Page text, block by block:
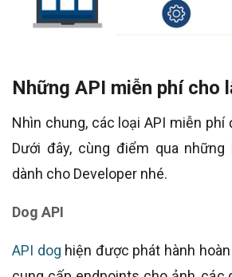
Những API miễn phí cho
Nhìn chung, các loại API miễn phí
Dưới đây, cùng điểm qua
dành cho Developer nhé.
Dog API
API dog hiện được phát hành